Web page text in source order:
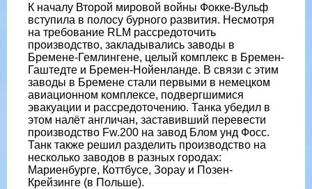
К началу Второй мировой войны Фокке-Вульф
вступила в полосу бурного развития. Несмотря
на требование RLM рассредоточить
производство, закладывались заводы в
Бремене-Гемлингене, целый комплекс в Бремен-
Гаштедте и Бремен-Нойенланде. В связи с этим
заводы в Бремене стали первыми в немецком
авиационном комплексе, подвергшимися
эвакуации и рассредоточению. Танка убедил в
этом налёт англичан, заставивший перевести
производство Fw.200 на завод Блом унд Фосс.
Танк также решил разделить производство на
несколько заводов в разных городах:
Мариенбурге, Коттбусе, Зорау и Позен-
Крейзинге (в Польше).